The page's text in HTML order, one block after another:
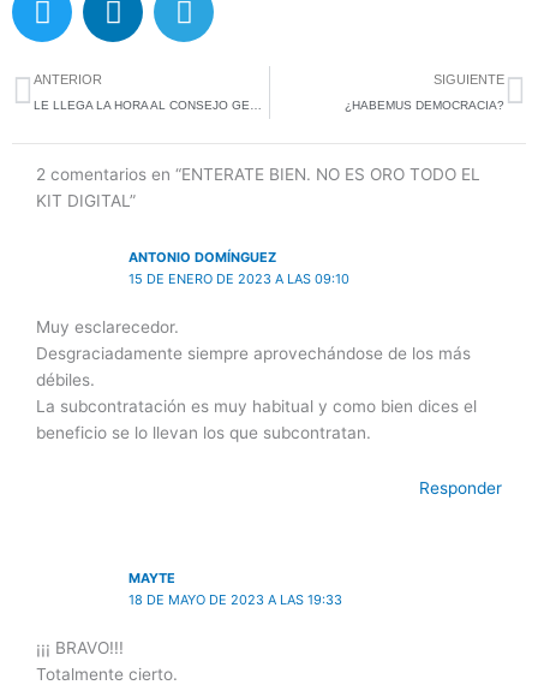
w
t
t
e
r
i
e
d
i
n
e
g
r
a
Ant
ANTERIOR SIGUIENTE
¿HABEMUS DEMOCRACIA?
2 comentarios en “ENTERATE BIEN. NO ES ORO TODO EL
KIT DIGITAL”
ANTONIO DOMÍNGUEZ
15 DE ENERO DE 2023 A LAS 09:10
Muy esclarecedor.
Desgraciadamente siempre aprovechándose de los más
débiles.
La subcontratación es muy habitual y como bien dices el
beneficio se lo llevan los que subcontratan.
Responder
MAYTE
18 DE MAYO DE 2023 A LAS 19:33
¡¡¡ BRAVO!!!
Totalmente cierto.